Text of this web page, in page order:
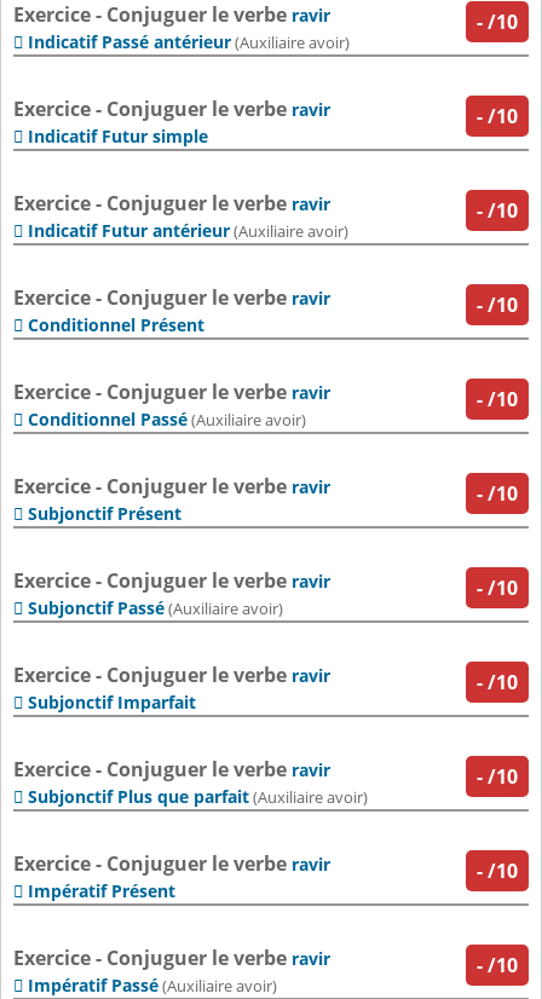
-/10
Exercice - Conjuguer le verbe ravir
 Indicatif Passé antérieur(Auxiliaire avoir)
-/10
Exercice - Conjuguer le verbe ravir
 Indicatif Futur simple
-/10
Exercice - Conjuguer le verbe ravir
 Indicatif Futur antérieur(Auxiliaire avoir)
-/10
Exercice - Conjuguer le verbe ravir
 Conditionnel Présent
-/10
Exercice - Conjuguer le verbe ravir
 Conditionnel Passé(Auxiliaire avoir)
-/10
Exercice - Conjuguer le verbe ravir
 Subjonctif Présent
-/10
Exercice - Conjuguer le verbe ravir
 Subjonctif Passé(Auxiliaire avoir)
-/10
Exercice - Conjuguer le verbe ravir
 Subjonctif Imparfait
-/10
Exercice - Conjuguer le verbe ravir
 Subjonctif Plus que parfait(Auxiliaire avoir)
-/10
Exercice - Conjuguer le verbe ravir
 Impératif Présent
-/10
Exercice - Conjuguer le verbe ravir
 Impératif Passé(Auxiliaire avoir)